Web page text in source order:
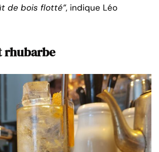
de bois flotté”, indique Léo
rhubarbe